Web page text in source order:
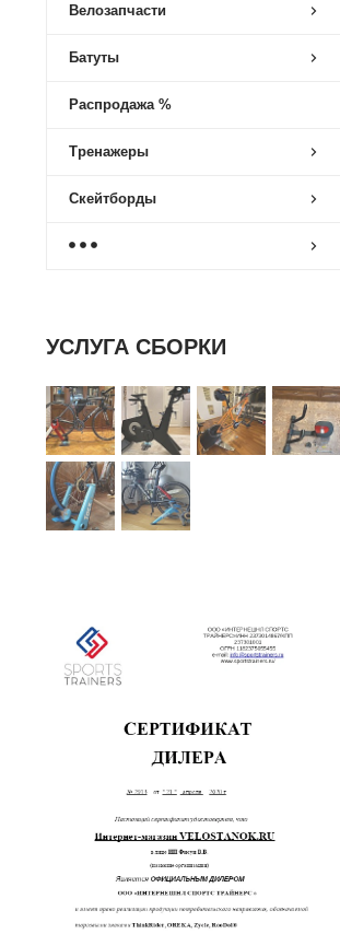
Велозапчасти
Батуты
Распродажа %
Тренажеры
Скейтборды
УСЛУГА СБОРКИ